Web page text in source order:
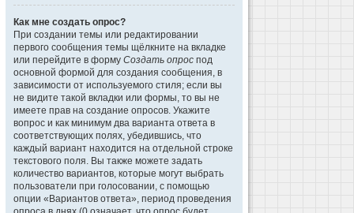
Как мне создать опрос?
При создании темы или редактировании
первого сообщения темы щёлкните на вкладке
или перейдите в форму Создать опрос под
основной формой для создания сообщения, в
зависимости от используемого стиля; если вы
не видите такой вкладки или формы, то вы не
имеете прав на создание опросов. Укажите
вопрос и как минимум два варианта ответа в
соответствующих полях, убедившись, что
каждый вариант находится на отдельной строке
текстового поля. Вы также можете задать
количество вариантов, которые могут выбрать
пользователи при голосовании, с помощью
опции «Вариантов ответа», период проведения